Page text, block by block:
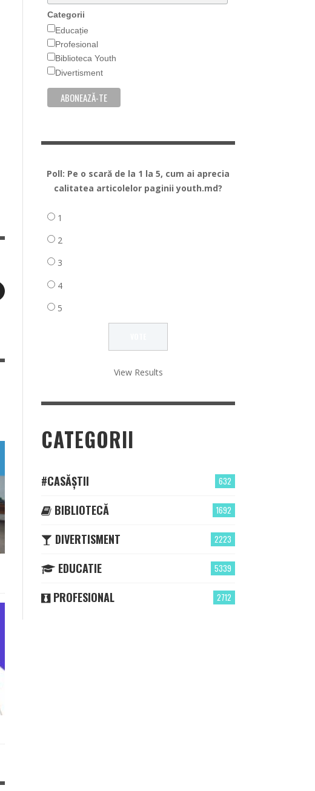
Categorii
Educație
Profesional
Biblioteca Youth
Divertisment
Poll: Pe o scară de la 1 la 5, cum ai aprecia
calitatea articolelor paginii youth.md?
1
2
3
4
5
View Results
CATEGORII
632
#CASĂȘTII
1692
BIBLIOTECĂ
2223
DIVERTISMENT
5339
EDUCATIE
2712
PROFESIONAL